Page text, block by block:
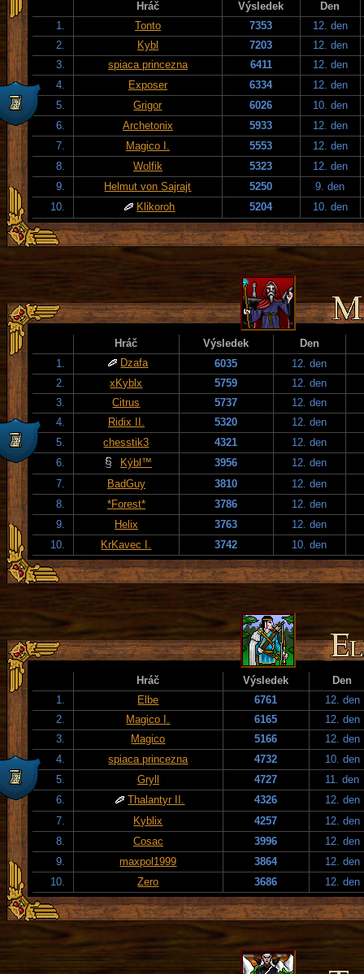
Hráč Výsledek
Den
1.
Tonto 7353
12. den
2.
Kybl 7203
12. den
3.
spiaca princezna 6411
12. den
4.
Exposer 6334
12. den
5.
Grigor 6026
10. den
6.
Archetonix 5933
12. den
7.
Magico I. 5553
12. den
8.
Wolfik 5323
12. den
9.
Helmut von Sajrajt 5250
9. den
10.
Klikoroh 5204 10. den
Hráč Výsledek
Den
1.
Dzafa 6035
12. den
2.
xKyblx 5759
12. den
3.
Citrus 5737
12. den
4.
Ridix II. 5320
12. den
5.
chesstik3 4321
12. den
6.
Kýbl™ 3956
12. den
7.
BadGuy 3810
12. den
8.
*Forest* 3786
12. den
9.
Helix 3763
12. den
10.
KrKavec I. 3742 10. den
Hráč Výsledek
Den
1.
Elbe 6761
12. den
2.
Magico I. 6165
12. den
3.
Magico 5166
12. den
4.
spiaca princezna 4732
10. den
5.
Gryll 4727
11. den
6.
Thalantyr II. 4326
12. den
7.
Kyblix 4257
12. den
8.
Cosac 3996
12. den
9.
maxpol1999 3864
12. den
10.
Zero 3686 12. den